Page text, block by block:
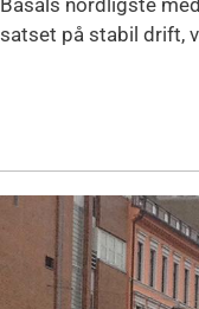
satset på stabil drift,